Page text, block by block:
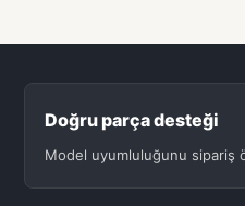
Doğru parça desteği
Model uyumluluğunu sipariş